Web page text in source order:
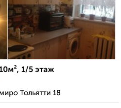
1/5 этаж
Тольятти 18